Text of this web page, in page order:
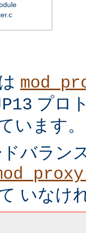
プロ
います。
バラン
いなけ